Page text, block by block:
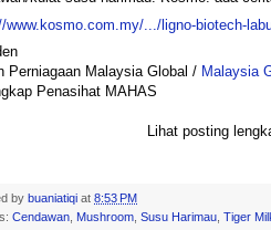
www.kosmo.com.my/.../ligno-biotech-
Perniagaan Malaysia Global / Malaysia
Penasihat MAHAS
Lihat posting
by buaniatiqi at 8:53 PM
Cendawan, Mushroom, Susu Harimau, Tiger